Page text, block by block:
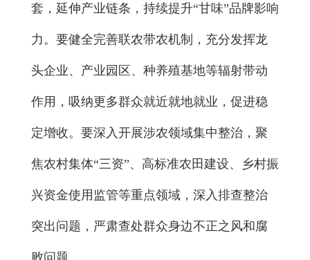
套，延伸产业链条，持续提升“甘味”品牌影响
力。要健全完善联农带农机制，充分发挥龙
头企业、产业园区、种养殖基地等辐射带动
作用，吸纳更多群众就近就地就业，促进稳
定增收。要深入开展涉农领域集中整治，聚
焦农村集体“三资”、高标准农田建设、乡村振
兴资金使用监管等重点领域，深入排查整治
突出问题，严肃查处群众身边不正之风和腐
败问题。